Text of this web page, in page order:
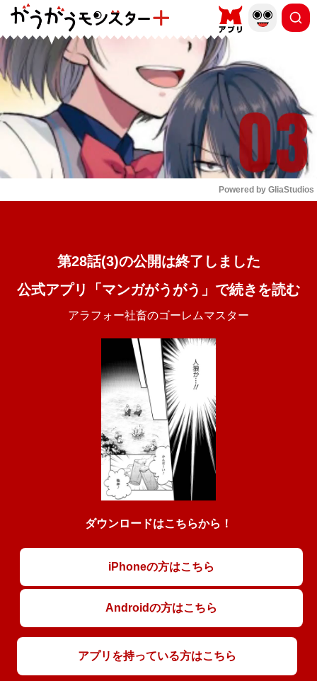
もっと読む
Powered by GliaStudios
第28話(3)の公開は終了しました
公式アプリ「マンガがうがう」で続きを読む
アラフォー社畜のゴーレムマスター
ダウンロードはこちらから！
iPhoneの方はこちら
Androidの方はこちら
アプリを持っている方はこちら